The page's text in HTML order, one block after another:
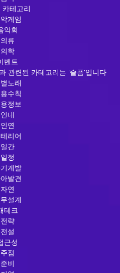
카테고리
게임
악회
의류
의학
벤트
관련된 카테고리는 '슬픔'입니다
노래
수칙
정보
인내
인연
리어
일간
일정
계발
발견
자연
설계
테크
전략
전설
근성
주점
준비